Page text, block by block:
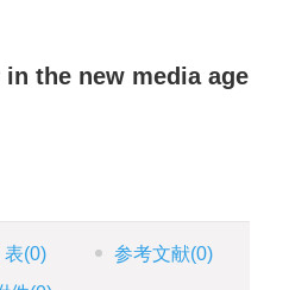
the new media age
表(0) 参考文献(0)